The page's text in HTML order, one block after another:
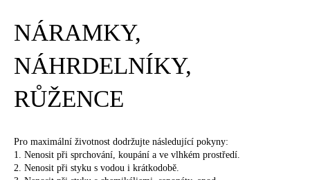
NÁRAMKY,
NÁHRDELNÍKY,
RŮŽENCE
Pro maximální životnost dodržujte následující pokyny:
1. Nenosit při sprchování, koupání a ve vlhkém prostředí.
2. Nenosit při styku s vodou i krátkodobě.
b
u
j
e
t
e
a
j